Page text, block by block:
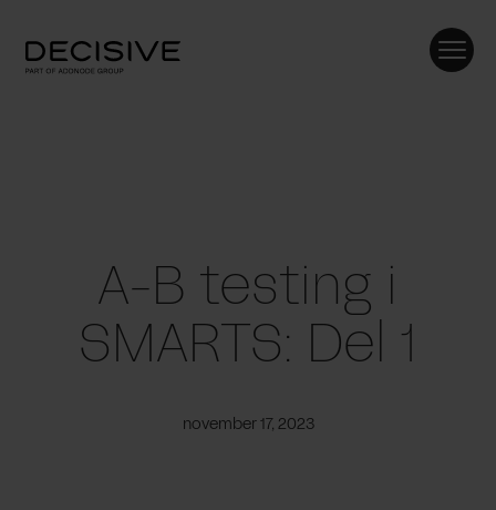
content
A-B testing i
SMARTS: Del 1
november 17, 2023